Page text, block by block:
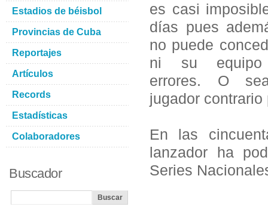
es casi
días pues
no puede
ni su equipo
errores. O
jugador
En las
lanzador ha
Series
Estadios de béisbol
Provincias de Cuba
Reportajes
Artículos
Records
Estadísticas
Colaboradores
Buscador